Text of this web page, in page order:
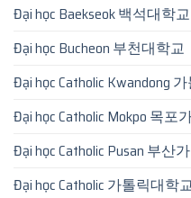
Đại học Baekseok 백석대학교
Đại học Bucheon 부천대학교
Đại học Catholic Kwandong
Đại học Catholic Mokpo 목포
Đại học Catholic Pusan 부산
Đại học Catholic 가톨릭대학